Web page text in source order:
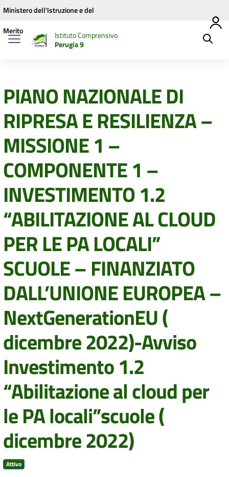
Vai ai contenuti
Vai al menu di navigazione
Vai al footer
Ministero dell'Istruzione e del
Merito
Istituto Comprensivo
Perugia 9
PIANO NAZIONALE DI
RIPRESA E RESILIENZA –
MISSIONE 1 –
COMPONENTE 1 –
INVESTIMENTO 1.2
“ABILITAZIONE AL CLOUD
PER LE PA LOCALI”
SCUOLE – FINANZIATO
DALL’UNIONE EUROPEA –
NextGenerationEU (
dicembre 2022)-Avviso
Investimento 1.2
“Abilitazione al cloud per
le PA locali”scuole (
dicembre 2022)
Attivo